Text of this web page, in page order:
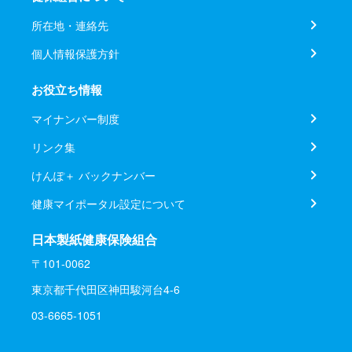
所在地・連絡先
個人情報保護方針
お役立ち情報
マイナンバー制度
リンク集
けんぽ＋ バックナンバー
健康マイポータル設定について
日本製紙健康保険組合
〒101-0062
東京都千代田区神田駿河台4-6
03-6665-1051